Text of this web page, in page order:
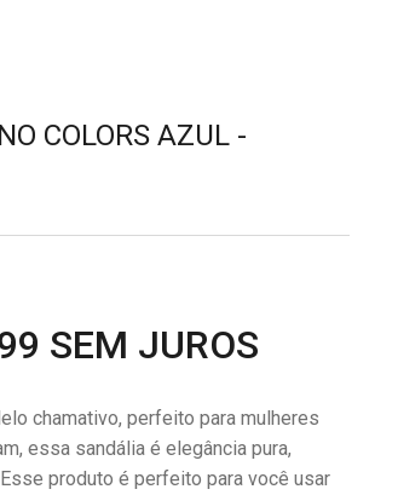
COLORS AZUL -
SEM JUROS
chamativo, perfeito para mulheres
essa sandália é elegância pura,
produto é perfeito para você usar